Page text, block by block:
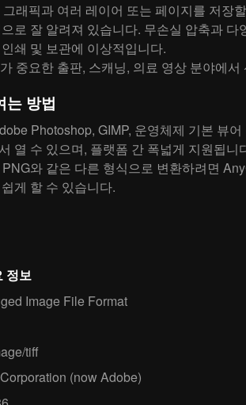
래픽과 여러 레이어 또는 페이지를 저장
로 잘 알려져 있습니다. 무손실 압축과 다
쇄 및 보관에 이상적입니다.
중요한 출판, 스캐닝, 의료 영상 분야에서
는 방법
Photoshop, GIMP, 운영체제 기본 뷰어
열 수 있으며, 플랫폼 간 폭넓게 지원됩니
와 같은 다른 형식으로 변환하려면
게 할 수 있습니다.
정보
Image File Format
tiff
(now Adobe)